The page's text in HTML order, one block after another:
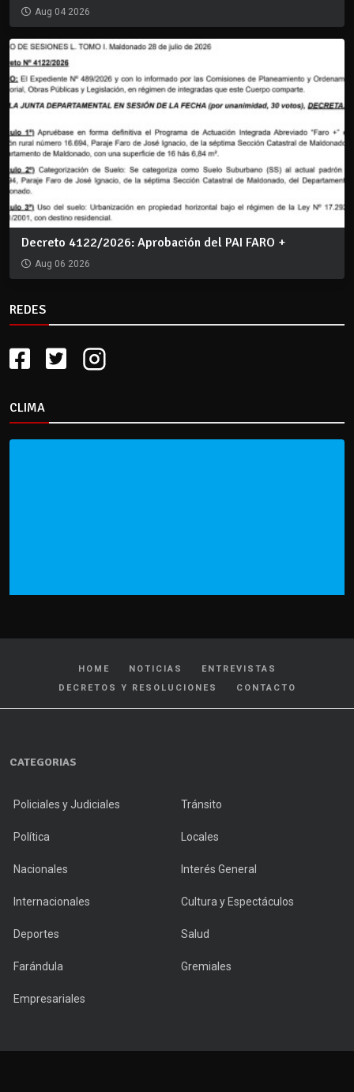
Aug 04 2026
Decreto 4122/2026: Aprobación del PAI FARO +
Aug 06 2026
REDES
CLIMA
HOME NOTICIAS
ENTREVISTAS
DECRETOS Y RESOLUCIONES
CONTACTO
CATEGORIAS
Policiales y Judiciales Tránsito
Política Locales
Nacionales Interés General
Internacionales Cultura y Espectáculos
Deportes Salud
Farándula Gremiales
Empresariales